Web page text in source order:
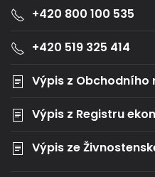
+420 800 100 535
+420 519 325 414
Výpis z Obchodního
Výpis z Registru
Výpis ze